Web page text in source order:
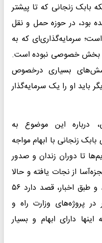
بابک زنجانی که تا پیشتر
بود، در حوزه حمل و نقل
سرمایه‌گذاری‌ای که به
بخش خصوصی نبوده است.
بسیاری درخصوص
باید او را یک سرمایه‌گذار
درباره این موضوع به
زنجانی با ابهام مواجه
تا دوران زندان و صدور
از نجات یافته و حالا
سرمایه‌گذاری‌های کلان هم می‌کند و طبق اخبار، قصد دارد ۵۶
در پروژه‌های وزارت راه و
دارای ابهام و بسیار